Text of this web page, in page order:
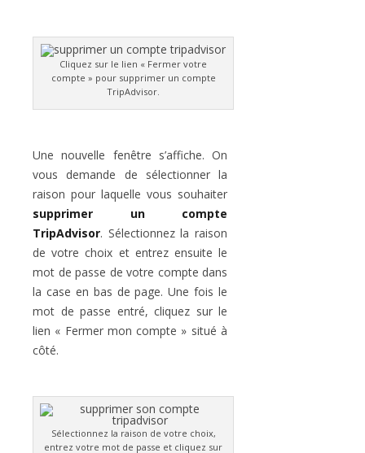
Cliquez sur le lien « Fermer votre
compte » pour supprimer un compte
TripAdvisor.
Une nouvelle fenêtre s’affiche. On
vous demande de sélectionner la
raison pour laquelle vous souhaiter
supprimer un compte
TripAdvisor. Sélectionnez la raison
de votre choix et entrez ensuite le
mot de passe de votre compte dans
la case en bas de page. Une fois le
mot de passe entré, cliquez sur le
lien « Fermer mon compte » situé à
côté.
Sélectionnez la raison de votre choix,
entrez votre mot de passe et cliquez sur